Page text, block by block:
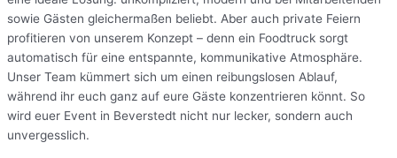
sowie Gästen gleichermaßen beliebt. Aber auch private Feiern
profitieren von unserem Konzept – denn ein Foodtruck sorgt
automatisch für eine entspannte, kommunikative Atmosphäre.
Unser Team kümmert sich um einen reibungslosen Ablauf,
während ihr euch ganz auf eure Gäste konzentrieren könnt. So
wird euer Event in Beverstedt nicht nur lecker, sondern auch
unvergesslich.